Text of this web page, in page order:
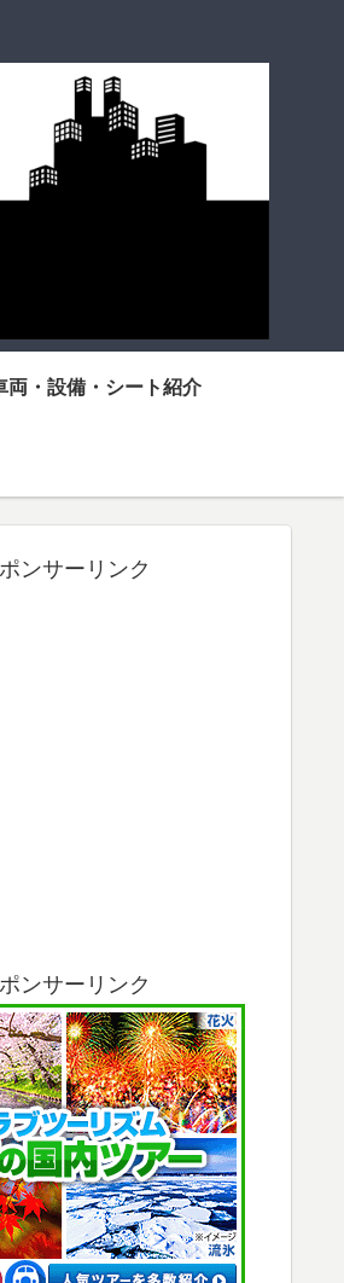
・設備・シート紹介
ンサーリンク
ンサーリンク